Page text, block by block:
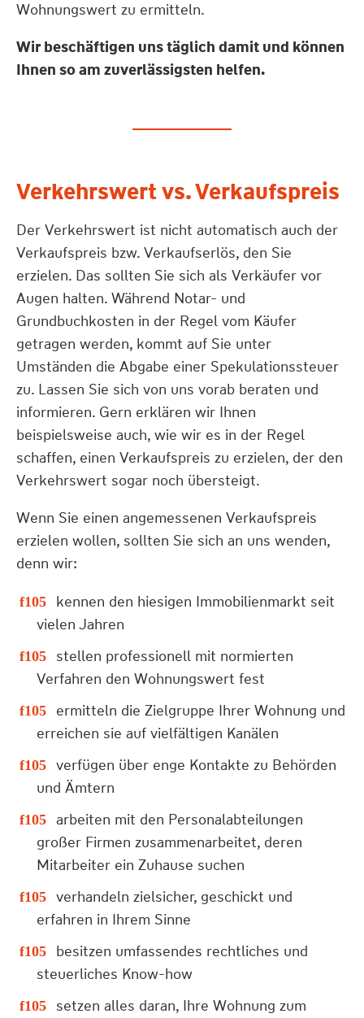
Wohnungswert zu ermitteln.
Wir beschäftigen uns täglich damit und können
Ihnen so am zuverlässigsten helfen.
Verkehrswert vs. Verkaufspreis
Der Verkehrswert ist nicht automatisch auch der
Verkaufspreis bzw. Verkaufserlös, den Sie
erzielen. Das sollten Sie sich als Verkäufer vor
Augen halten. Während Notar- und
Grundbuchkosten in der Regel vom Käufer
getragen werden, kommt auf Sie unter
Umständen die Abgabe einer Spekulationssteuer
zu. Lassen Sie sich von uns vorab beraten und
informieren. Gern erklären wir Ihnen
beispielsweise auch, wie wir es in der Regel
schaffen, einen Verkaufspreis zu erzielen, der den
Verkehrswert sogar noch übersteigt.
Wenn Sie einen angemessenen Verkaufspreis
erzielen wollen, sollten Sie sich an uns wenden,
denn wir:
kennen den hiesigen Immobilienmarkt seit
vielen Jahren
stellen professionell mit normierten
Verfahren den Wohnungswert fest
ermitteln die Zielgruppe Ihrer Wohnung und
erreichen sie auf vielfältigen Kanälen
verfügen über enge Kontakte zu Behörden
und Ämtern
arbeiten mit den Personalabteilungen
großer Firmen zusammenarbeitet, deren
Mitarbeiter ein Zuhause suchen
verhandeln zielsicher, geschickt und
erfahren in Ihrem Sinne
besitzen umfassendes rechtliches und
steuerliches Know-how
setzen alles daran, Ihre Wohnung zum